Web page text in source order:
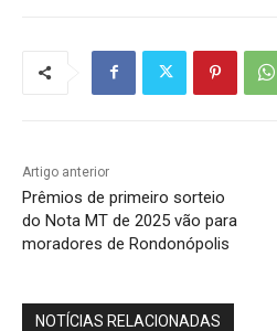
Artigo anterior
Prêmios de primeiro sorteio
do Nota MT de 2025 vão para
moradores de Rondonópolis
NOTÍCIAS RELACIONADAS